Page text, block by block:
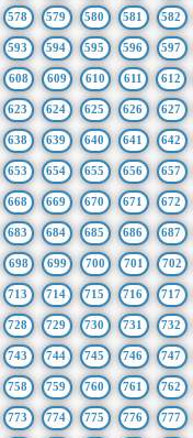
578 579 580 581 582
593 594 595 596 597
608 609 610 611 612
623 624 625 626 627
638 639 640 641 642
653 654 655 656 657
668 669 670 671 672
683 684 685 686 687
698 699 700 701 702
713 714 715 716 717
728 729 730 731 732
743 744 745 746 747
758 759 760 761 762
773 774 775 776 777